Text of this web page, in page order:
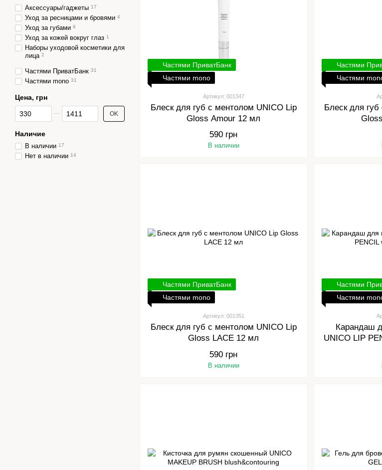
Частями ПриватБанк
Частями mono
Артикул: 001347
Блеск для губ с ментолом UNICO Lip
Gloss Amour 12 мл
590 грн
В наличии
Частями
Частями
Блеск для
Частями ПриватБанк
Частями mono
Артикул: 001351
Блеск для губ с ментолом UNICO Lip
Gloss LACE 12 мл
590 грн
В наличии
Частями
Частями
Карандаш
UNICO LIP
Аксессуары/гаджеты 17
Уход за ресницами и бровями 4
Уход за губами 8
Уход за кожей вокруг глаз 1
Наборы уходовой косметики для
лица 2
Частями ПриватБанк 31
Частями mono 31
Цена, грн
От Цена, грн
До Цена, грн OK
Наличие
В наличии 17
Нет в наличии 14